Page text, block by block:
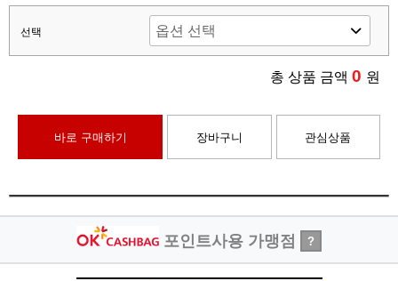
선택
총 상품 금액 0 원
바로 구매하기 장바구니 관심상품
포인트사용 가맹점 ?